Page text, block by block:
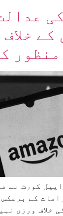
کے
کورٹ نے
کے
خلاف ورزی